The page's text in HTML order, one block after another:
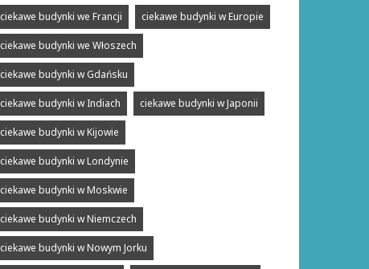
ciekawe budynki we Francji ciekawe budynki w Europie
ciekawe budynki we Włoszech
ciekawe budynki w Gdańsku
ciekawe budynki w Indiach ciekawe budynki w Japonii
ciekawe budynki w Kijowie
ciekawe budynki w Londynie
ciekawe budynki w Moskwie
ciekawe budynki w Niemczech
ciekawe budynki w Nowym Jorku